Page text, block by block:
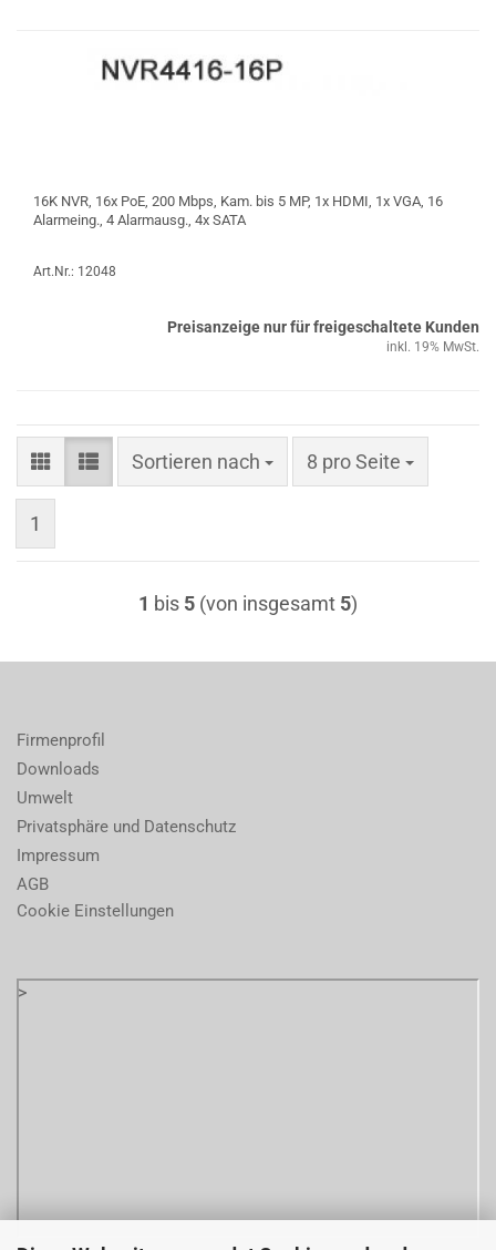
16K NVR, 16x PoE, 200 Mbps, Kam. bis 5 MP, 1x HDMI, 1x VGA, 16
Alarmeing., 4 Alarmausg., 4x SATA
Art.Nr.: 12048
Preisanzeige nur für freigeschaltete Kunden
inkl. 19% MwSt.
Sortieren nach
Sortieren nach 8 pro Seite
pro Seite
1
1 bis 5 (von insgesamt 5)
Firmenprofil
Downloads
Umwelt
Privatsphäre und Datenschutz
Impressum
AGB
Cookie Einstellungen
>